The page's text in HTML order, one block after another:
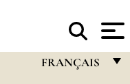
FRANÇAIS